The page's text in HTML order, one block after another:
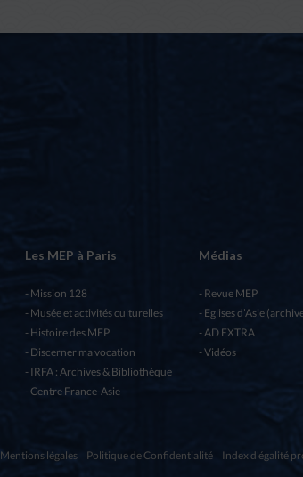
Les MEP à Paris
Mission 128
Musée et activités culturelles
Histoire des MEP
Discerner ma vocation
IRFA : Archives & Bibliothèque
Centre France-Asie
Médias
Revue MEP
Eglises d’Asie
AD EXTRA
Vidéos
Mentions légales Politique de Confidentialité Index d'égalité